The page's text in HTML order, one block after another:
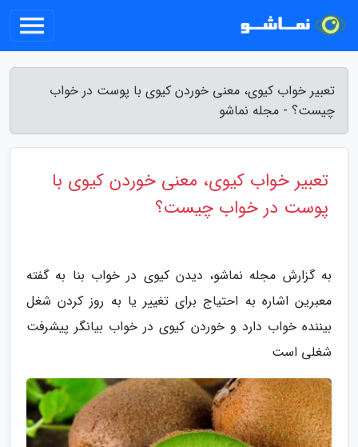
تعبیر خواب کیوی، معنی خوردن کیوی با پوست در خواب
چیست؟ - مجله نماشو
تعبیر خواب کیوی، معنی خوردن کیوی با
پوست در خواب چیست؟
به گزارش مجله نماشو، دیدن کیوی در خواب بنا به گفته
معبرین اشاره به احتیاج برای تغییر یا به روز کردن شغل
بیننده خواب دارد و خوردن کیوی در خواب بیانگر پیشرفت
شغلی است